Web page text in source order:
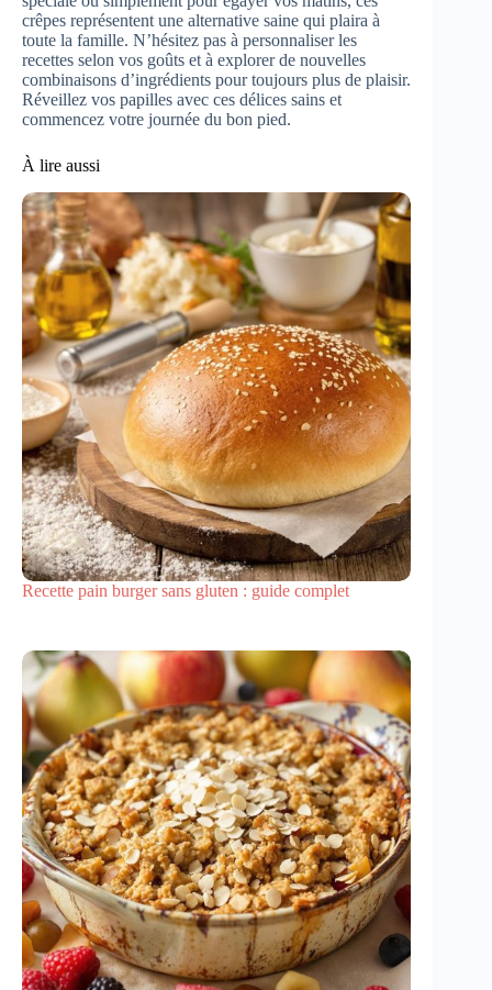
crêpes représentent une alternative saine qui plaira à
toute la famille. N’hésitez pas à personnaliser les
recettes selon vos goûts et à explorer de nouvelles
combinaisons d’ingrédients pour toujours plus de plaisir.
Réveillez vos papilles avec ces délices sains et
commencez votre journée du bon pied.
À lire aussi
Recette pain burger sans gluten : guide complet